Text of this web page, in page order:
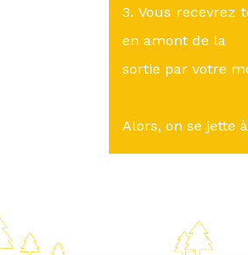
3. Vous recevrez
en amont de la
sortie par votre
Alors, on se jette